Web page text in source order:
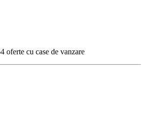
oferte cu case de vanzare